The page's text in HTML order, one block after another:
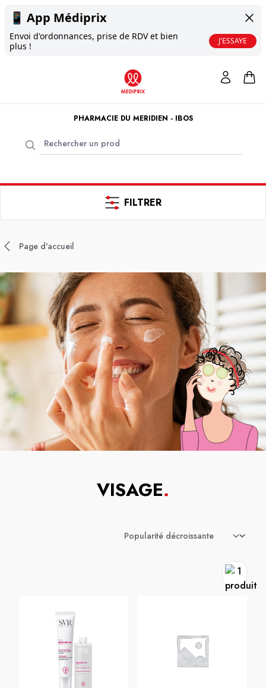
📱 App Médiprix
Envoi d'ordonnances, prise de RDV et bien
plus !
J'ESSAYE
PHARMACIE DU MERIDIEN - IBOS
FILTRER
Page d'accueil
VISAGE.